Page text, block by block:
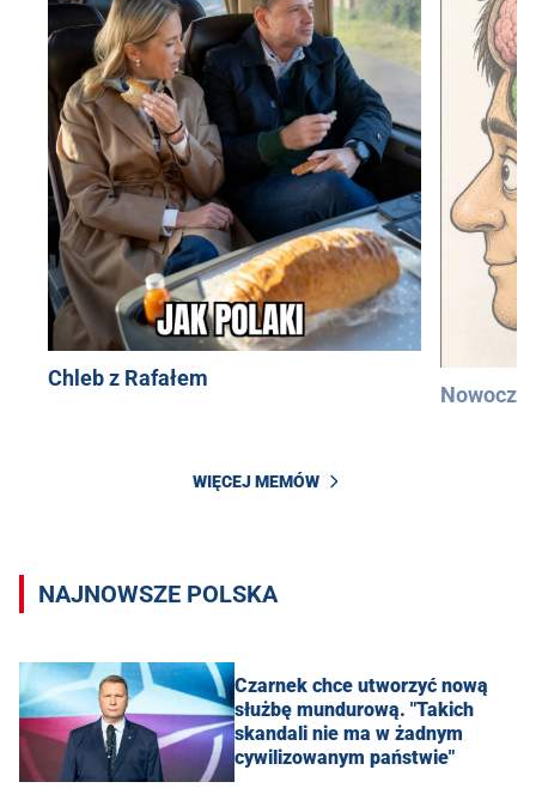
Chleb z Rafałem
WIĘCEJ MEMÓW
NAJNOWSZE POLSKA
Czarnek chce utworzyć nową
służbę mundurową. "Takich
skandali nie ma w żadnym
cywilizowanym państwie"